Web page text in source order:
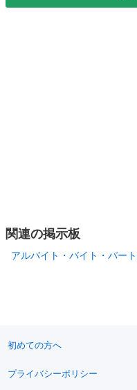
関連の掲示板
アルバイト・バイト・パー
初めての方へ
プライバシーポリシー